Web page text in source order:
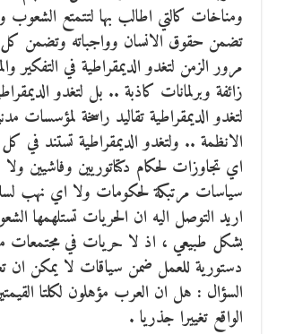
ومناخات كالتي اطالب بها لتتمتع الشعوب
تضمن حقوق الانسان وواجباته وتضمن كل
مرور الزمن لتغدو الديمقراطية في
زائفة وبرلمانات كاذبة .. بل لتغدو
لتغدو الديمقراطية تقاليد راسخة لمؤسسات
الانظمة .. ولتغدو الديمقراطية تستند في
اي تجاوزات لحكام دكتاتوريين وفاشيين
سياسات مرتبكة لحكومات ولا اي نهب
اريد التوصل اليه ان الحريات
بشكل طبيعي ، اذ لا حريات في مجتمعات
دستورية للعمل ضمن سياقات لا يمكن
السؤال : هل ان العرب مؤهلون لكلتا
الواقع تغييرا جذريا .